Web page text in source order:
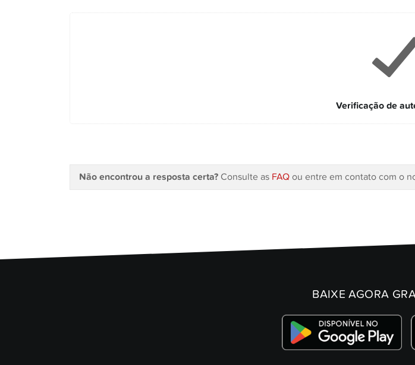
Verificação de
Não encontrou a resposta certa? Consulte as FAQ ou entre em contato com o
BAIXE AGORA